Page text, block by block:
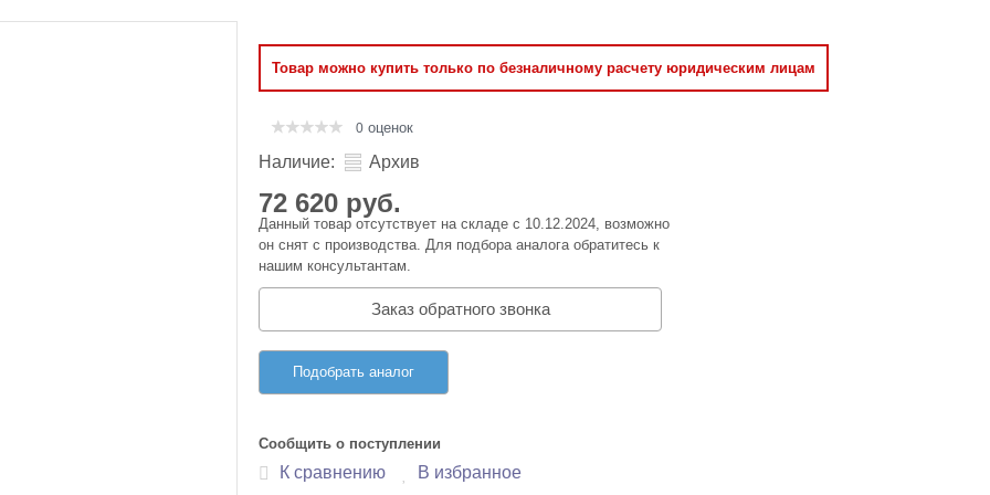
Товар можно купить только по безналичному расчету юридическим лицам
0 оценок
Наличие: Архив
72 620 руб.
Данный товар отсутствует на складе с 10.12.2024, возможно
он снят с производства. Для подбора аналога обратитесь к
нашим консультантам.
Заказ обратного звонка
Подобрать аналог
Сообщить о поступлении
К сравнению В избранное
память